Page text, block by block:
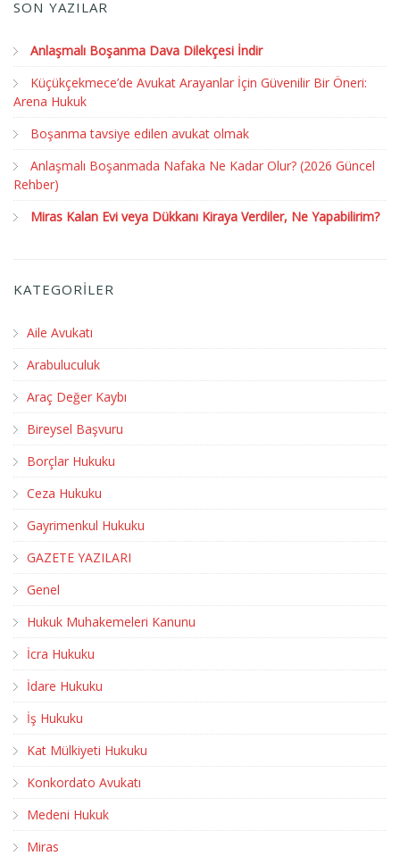
SON YAZILAR
Anlaşmalı Boşanma Dava Dilekçesi İndir
Küçükçekmece’de Avukat Arayanlar İçin Güvenilir Bir Öneri:
Arena Hukuk
Boşanma tavsiye edilen avukat olmak
Anlaşmalı Boşanmada Nafaka Ne Kadar Olur? (2026 Güncel
Rehber)
Miras Kalan Evi veya Dükkanı Kiraya Verdiler, Ne Yapabilirim?
KATEGORİLER
Aile Avukatı
Arabuluculuk
Araç Değer Kaybı
Bireysel Başvuru
Borçlar Hukuku
Ceza Hukuku
Gayrimenkul Hukuku
GAZETE YAZILARI
Genel
Hukuk Muhakemeleri Kanunu
İcra Hukuku
İdare Hukuku
İş Hukuku
Kat Mülkiyeti Hukuku
Konkordato Avukatı
Medeni Hukuk
Miras